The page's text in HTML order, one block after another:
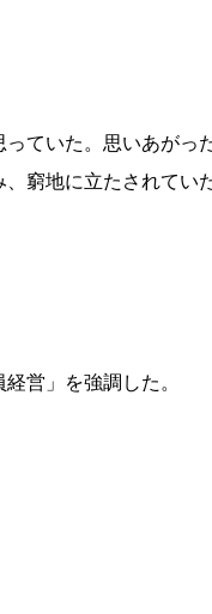
ていた。思いあがっ
窮地に立たされてい
営」を強調した。